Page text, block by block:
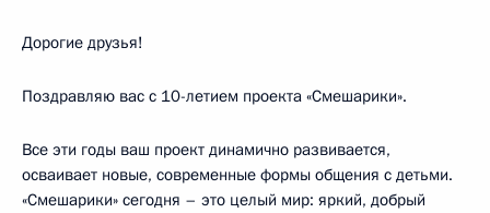
Дорогие друзья!
Поздравляю вас с 10-летием проекта «Смешарики».
Все эти годы ваш проект динамично развивается,
осваивает новые, современные формы общения с детьми.
«Смешарики» сегодня – это целый мир: яркий, добрый